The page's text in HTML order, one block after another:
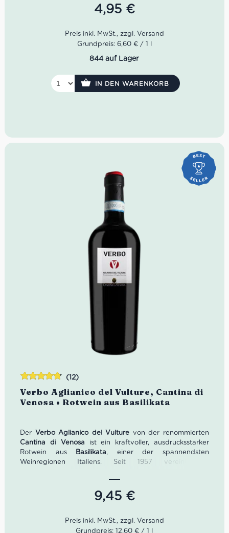
Geschmack:fruchtige Säure, schöne Perlage
Idealer Versandkarton: 21 Flaschen
4,95 €
Grundpreis: 6,60 € / 1 l
844 auf Lager
IN DEN WARENKORB
Verbo Aglianico del Vulture, Cantina di
Venosa • Rotwein aus Basilikata
(12)
Der Verbo Aglianico del Vulture von der renommierten
Cantina di Venosa ist ein kraftvoller, ausdrucksstarker
Rotwein aus
Basilikata, einer der spannendsten
Weinregionen Italiens. Seit 1957 vereint die
mit rund 900 Hektar Rebflächen. Die Weinberge
befinden sich auf vulkanischen Böden rund um den
, einem erloschenen Vulkan, der diesem
verleiht. Dieser edle Aglianico begeistert mit einer
rubinroten Farbemit orangen Reflexen, intensiven
9,45 €
Bewertet
mit4.75
von 5
Grundpreis: 12,60 € / 1 l